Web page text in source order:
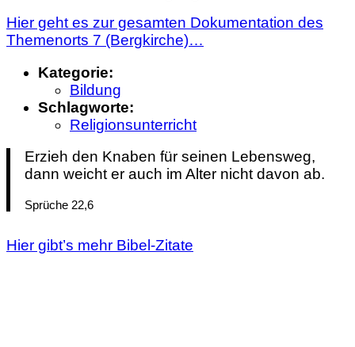
Hier geht es zur gesamten Dokumentation des
Themenorts 7 (Bergkirche)…
Kategorie:
Bildung
Schlagworte:
Religionsunterricht
Erzieh den Knaben für seinen Lebensweg,
dann weicht er auch im Alter nicht davon ab.
Sprüche 22,6
Hier gibt’s mehr Bibel-Zitate